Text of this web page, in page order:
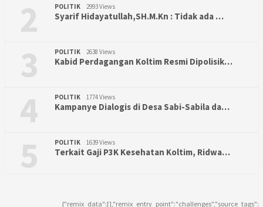
2 POLITIK 2993 Views
Syarif Hidayatullah,SH.M.Kn : Tidak ada …
3 POLITIK 2638 Views
Kabid Perdagangan Koltim Resmi Dipolisik…
4 POLITIK 1774 Views
Kampanye Dialogis di Desa Sabi-Sabila da…
5 POLITIK 1639 Views
Terkait Gaji P3K Kesehatan Koltim, Ridwa…
{"remix_data":[],"remix_entry_point":"challenges","source_tags":